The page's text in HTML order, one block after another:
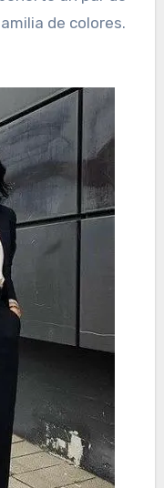
de colores.